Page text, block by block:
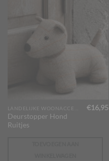
Deurstopper Hond
Ruitjes
€16,95